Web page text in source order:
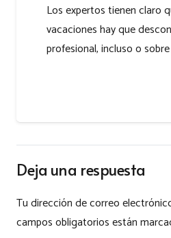
Los expertos tienen claro
vacaciones hay que
profesional, incluso o
Deja una respuesta
Tu dirección de correo
campos obligatorios están